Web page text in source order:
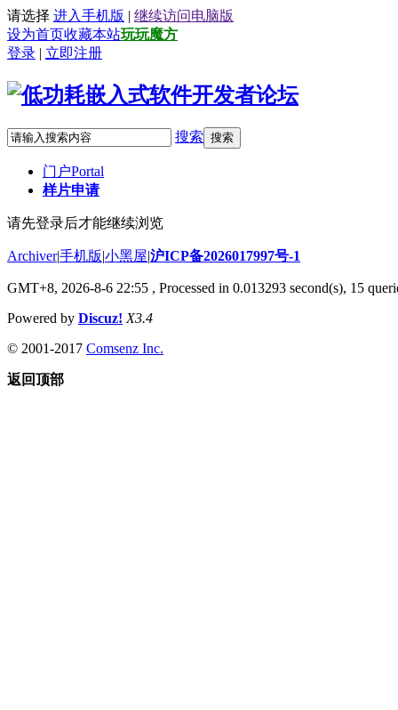
请选择 进入手机版 | 继续访问电脑版
设为首页收藏本站玩玩魔方
登录 | 立即注册
搜索 搜索
门户Portal
样片申请
请先登录后才能继续浏览
Archiver|手机版|小黑屋|沪ICP备2026017997号-1
GMT+8, 2026-8-6 22:55 , Processed in 0.013293 second(s), 15
Powered by Discuz! X3.4
© 2001-2017 Comsenz Inc.
返回顶部